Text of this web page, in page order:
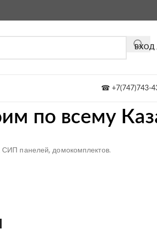
ВХОД
☎ +7(747)743-
по всему
панелей, домокомплектов.